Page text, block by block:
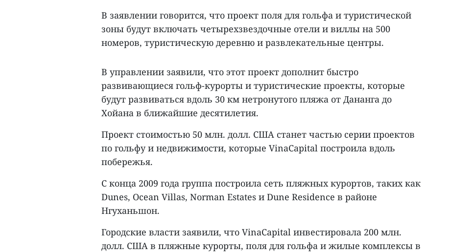
В заявлении говорится, что проект поля для гольфа и туристической
зоны будут включать четырехзвездочные отели и виллы на 500
номеров, туристическую деревню и развлекательные центры.
В управлении заявили, что этот проект дополнит быстро
развивающиеся гольф-курорты и туристические проекты, которые
будут развиваться вдоль 30 км нетронутого пляжа от Дананга до
Хойана в ближайшие десятилетия.
Проект стоимостью 50 млн. долл. США станет частью серии проектов
по гольфу и недвижимости, которые VinaCapital построила вдоль
побережья.
С конца 2009 года группа построила сеть пляжных курортов, таких как
Dunes, Ocean Villas, Norman Estates и Dune Residence в районе
Нгуханьшон.
Городские власти заявили, что VinaCapital инвестировала 200 млн.
долл. США в пляжные курорты, поля для гольфа и жилые комплексы в